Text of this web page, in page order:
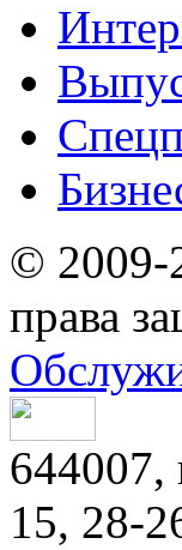
© 2009-
права
644007,
15, 28-